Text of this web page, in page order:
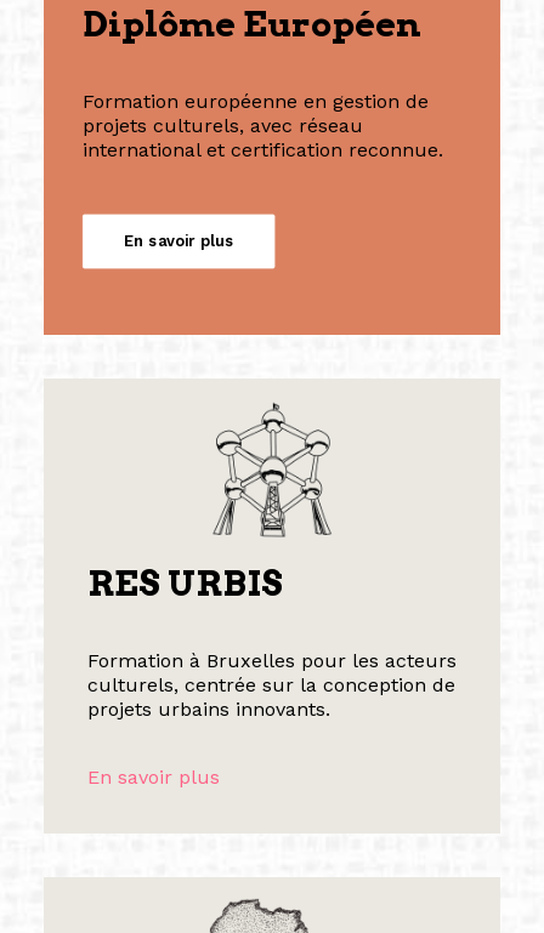
Diplôme Européen
Formation européenne en gestion de
projets culturels, avec réseau
international et certification reconnue.
En savoir plus
RES URBIS
Formation à Bruxelles pour les acteurs
culturels, centrée sur la conception de
projets urbains innovants.
En savoir plus